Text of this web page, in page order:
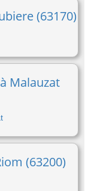
(63170)
Malauzat
(63200)